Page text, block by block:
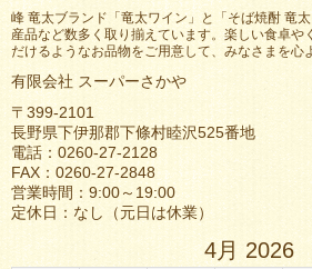
峰 竜太ブランド「竜太ワイン」と「そば焼酎 竜
産品など数多く取り揃えています。楽しい食卓や
だけるようなお品物をご用意して、みなさまを心
有限会社 スーパーさかや
〒399-2101
長野県下伊那郡下條村睦沢525番地
電話：0260-27-2128
FAX：0260-27-2848
営業時間：9:00～19:00
定休日：なし（元日は休業）
4月 2026